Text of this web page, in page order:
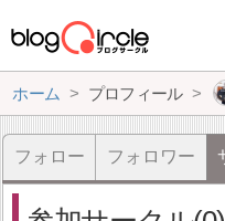
ホーム プロフィール
フォロー フォロワー